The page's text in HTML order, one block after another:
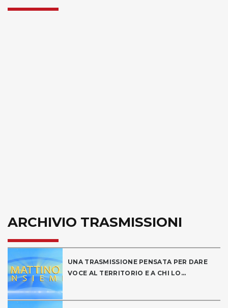
ARCHIVIO TRASMISSIONI
UNA TRASMISSIONE PENSATA PER DARE
VOCE AL TERRITORIO E A CHI LO...